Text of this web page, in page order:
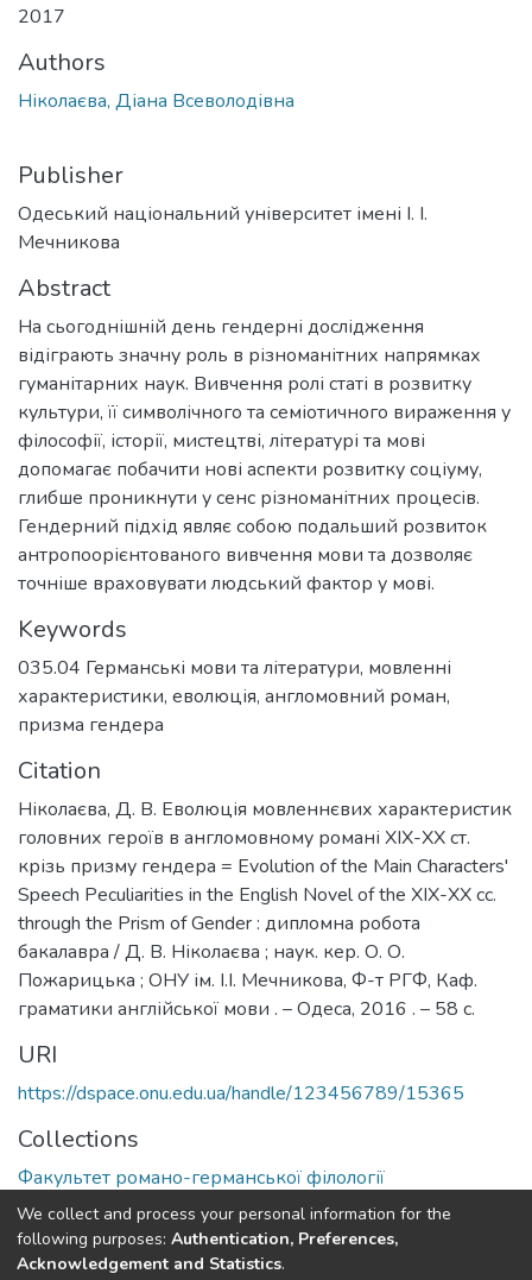
2017
Authors
Ніколаєва, Діана Всеволодівна
Publisher
Одеський національний університет імені І. І.
Мечникова
Abstract
На сьогоднішній день гендерні дослідження
відіграють значну роль в різноманітних напрямках
гуманітарних наук. Вивчення ролі статі в розвитку
культури, її символічного та семіотичного вираження у
філософії, історії, мистецтві, літературі та мові
допомагає побачити нові аспекти розвитку соціуму,
глибше проникнути у сенс різноманітних процесів.
Гендерний підхід являє собою подальший розвиток
антропоорієнтованого вивчення мови та дозволяє
точніше враховувати людський фактор у мові.
Keywords
035.04 Германські мови та літератури, мовленні
характеристики, еволюція, англомовний роман,
призма гендера
Citation
Ніколаєва, Д. В. Еволюція мовленнєвих характеристик
головних героїв в англомовному романі ХІХ-ХХ ст.
крізь призму гендера = Evolution of the Main Characters'
Speech Peculiarities in the English Novel of the XIX-XX cc.
through the Prism of Gender : дипломна робота
бакалавра / Д. В. Ніколаєва ; наук. кер. О. О.
Пожарицька ; ОНУ ім. І.І. Мечникова, Ф-т РГФ, Каф.
граматики англійської мови . – Одеса, 2016 . – 58 с.
URI
https://dspace.onu.edu.ua/handle/123456789/15365
Collections
Факультет романо-германської філології
Full item page
We collect and process your personal information for the
following purposes: Authentication, Preferences,
Acknowledgement and Statistics.